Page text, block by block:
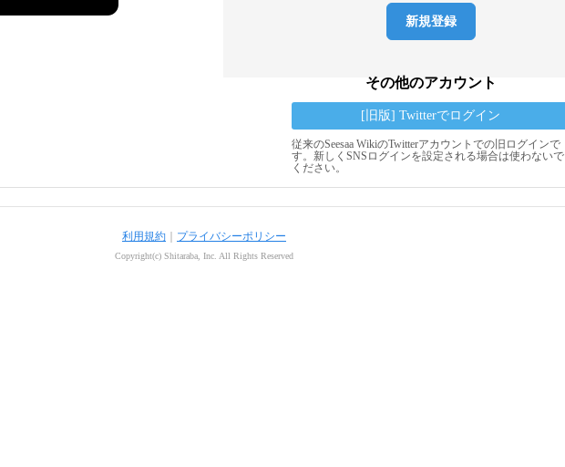
新規登録
その他のアカウント
[旧版] Twitterでログイン
従来のSeesaa WikiのTwitterアカウントでの旧ログインで
す。新しくSNSログインを設定される場合は使わないで
ください。
利用規約 プライバシーポリシー
Copyright(c) Shitaraba, Inc. All Rights Reserved